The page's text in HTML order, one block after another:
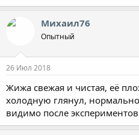
Михаил76
Опытный
26 Июл 2018
Жижа свежая и чистая, её
холодную глянул,
видимо после